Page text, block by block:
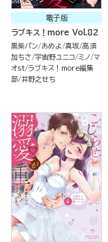
電子版
ラブキス！more Vol.82
黒柴パン あめよ 真坂 高須
加ちさ 宇宙野ユニコ ミノ マ
オst ラブキス！more編集
部 井野之せち